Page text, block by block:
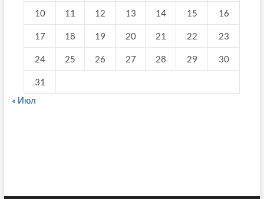
10 11 12 13 14 15 16
17 18 19 20 21 22 23
24 25 26 27 28 29 30
31
« Июл